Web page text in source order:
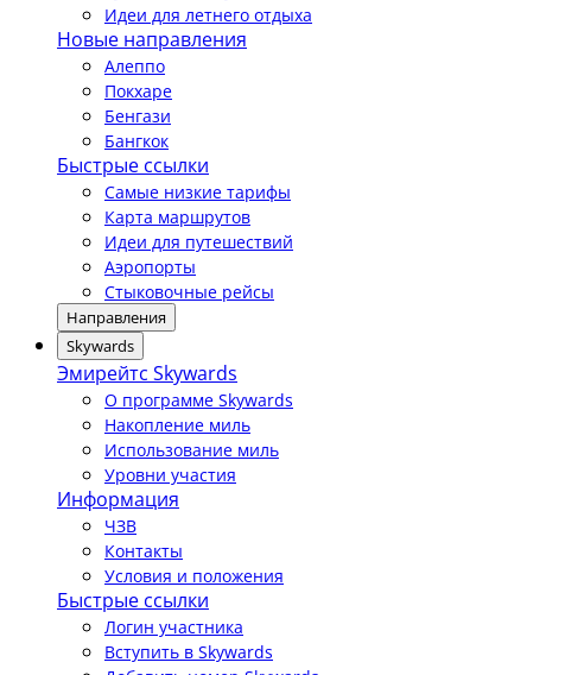
Идеи для летнего отдыха
Новые направления
Алеппо
Покхаре
Бенгази
Бангкок
Быстрые ссылки
Самые низкие тарифы
Карта маршрутов
Идеи для путешествий
Аэропорты
Стыковочные рейсы
Направления
Skywards
Эмирейтс Skywards
О программе Skywards
Накопление миль
Использование миль
Уровни участия
Информация
ЧЗВ
Контакты
Условия и положения
Быстрые ссылки
Логин участника
Вступить в Skywards